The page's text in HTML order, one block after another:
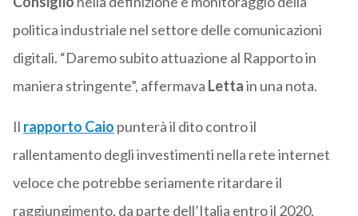
politica industriale nel settore delle comunicazioni
digitali. “Daremo subito attuazione al Rapporto in
maniera stringente”, affermava Lettain una nota.
Il rapporto Caio punterà il dito contro il
rallentamento degli investimenti nella rete internet
veloce che potrebbe seriamente ritardare il
raggiungimento, da parte dell’Italia entro il 2020,